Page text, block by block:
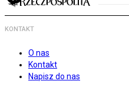
KONTAKT
O nas
Kontakt
Napisz do nas